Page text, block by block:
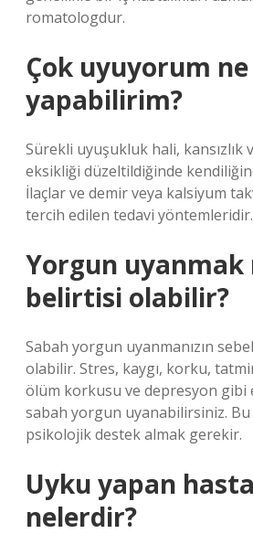
romatologdur.
Çok uyuyorum ne
yapabilirim?
Sürekli uyuşukluk hali, kansızlık
eksikliği düzeltildiğinde
İlaçlar ve demir veya kalsiyum
tercih edilen tedavi yöntemleridir.
Yorgun uyanmak
belirtisi olabilir?
Sabah yorgun uyanmanızın
olabilir. Stres, kaygı, korku,
ölüm korkusu ve depresyon gibi
sabah yorgun uyanabilirsiniz.
psikolojik destek almak gerekir.
Uyku yapan
nelerdir?